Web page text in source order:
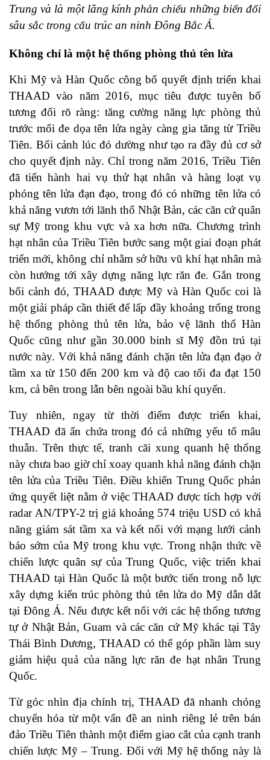
Trung và là một lăng kính phản chiếu những biến đổi
sâu sắc trong cấu trúc an ninh Đông Bắc Á.
Không chỉ là một hệ thống phòng thủ tên lửa
Khi Mỹ và Hàn Quốc công bố quyết định triển khai
THAAD vào năm 2016, mục tiêu được tuyên bố
tương đối rõ ràng: tăng cường năng lực phòng thủ
trước mối đe dọa tên lửa ngày càng gia tăng từ Triều
Tiên. Bối cảnh lúc đó dường như tạo ra đầy đủ cơ sở
cho quyết định này. Chỉ trong năm 2016, Triều Tiên
đã tiến hành hai vụ thử hạt nhân và hàng loạt vụ
phóng tên lửa đạn đạo, trong đó có những tên lửa có
khả năng vươn tới lãnh thổ Nhật Bản, các căn cứ quân
sự Mỹ trong khu vực và xa hơn nữa. Chương trình
hạt nhân của Triều Tiên bước sang một giai đoạn phát
triển mới, không chỉ nhằm sở hữu vũ khí hạt nhân mà
còn hướng tới xây dựng năng lực răn đe. Gắn trong
bối cảnh đó, THAAD được Mỹ và Hàn Quốc coi là
một giải pháp cần thiết để lấp đầy khoảng trống trong
hệ thống phòng thủ tên lửa, bảo vệ lãnh thổ Hàn
Quốc cũng như gần 30.000 binh sĩ Mỹ đồn trú tại
nước này. Với khả năng đánh chặn tên lửa đạn đạo ở
tầm xa từ 150 đến 200 km và độ cao tối đa đạt 150
km, cả bên trong lẫn bên ngoài bầu khí quyển.
Tuy nhiên, ngay từ thời điểm được triển khai,
THAAD đã ẩn chứa trong đó cả những yếu tố mâu
thuẫn. Trên thực tế, tranh cãi xung quanh hệ thống
này chưa bao giờ chỉ xoay quanh khả năng đánh chặn
tên lửa của Triều Tiên. Điều khiến Trung Quốc phản
ứng quyết liệt nằm ở việc THAAD được tích hợp với
radar AN/TPY-2 trị giá khoảng 574 triệu USD có khả
năng giám sát tầm xa và kết nối với mạng lưới cảnh
báo sớm của Mỹ trong khu vực. Trong nhận thức về
chiến lược quân sự của Trung Quốc, việc triển khai
THAAD tại Hàn Quốc là một bước tiến trong nỗ lực
xây dựng kiến trúc phòng thủ tên lửa do Mỹ dẫn dắt
tại Đông Á. Nếu được kết nối với các hệ thống tương
tự ở Nhật Bản, Guam và các căn cứ Mỹ khác tại Tây
Thái Bình Dương, THAAD có thể góp phần làm suy
giảm hiệu quả của năng lực răn đe hạt nhân Trung
Quốc.
Từ góc nhìn địa chính trị, THAAD đã nhanh chóng
chuyển hóa từ một vấn đề an ninh riêng lẻ trên bán
đảo Triều Tiên thành một điểm giao cắt của cạnh tranh
chiến lược Mỹ – Trung. Đối với Mỹ hệ thống này là